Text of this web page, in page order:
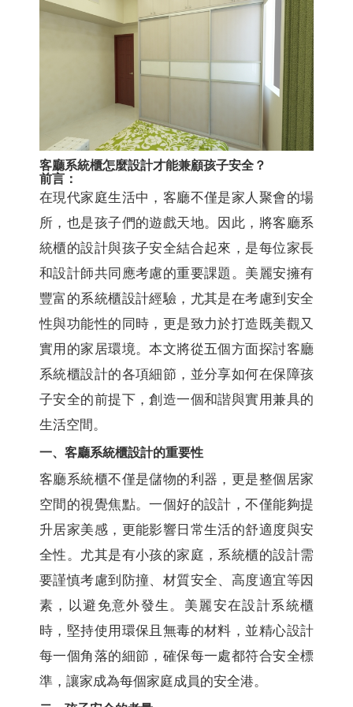
客廳系統櫃怎麼設計才能兼顧孩子安全？
前言：
在現代家庭生活中，客廳不僅是家人聚會的場
所，也是孩子們的遊戲天地。因此，將客廳系
統櫃的設計與孩子安全結合起來，是每位家長
和設計師共同應考慮的重要課題。美麗安擁有
豐富的系統櫃設計經驗，尤其是在考慮到安全
性與功能性的同時，更是致力於打造既美觀又
實用的家居環境。本文將從五個方面探討客廳
系統櫃設計的各項細節，並分享如何在保障孩
子安全的前提下，創造一個和諧與實用兼具的
生活空間。
一、客廳系統櫃設計的重要性
客廳系統櫃不僅是儲物的利器，更是整個居家
空間的視覺焦點。一個好的設計，不僅能夠提
升居家美感，更能影響日常生活的舒適度與安
全性。尤其是有小孩的家庭，系統櫃的設計需
要謹慎考慮到防撞、材質安全、高度適宜等因
素，以避免意外發生。美麗安在設計系統櫃
時，堅持使用環保且無毒的材料，並精心設計
每一個角落的細節，確保每一處都符合安全標
準，讓家成為每個家庭成員的安全港。